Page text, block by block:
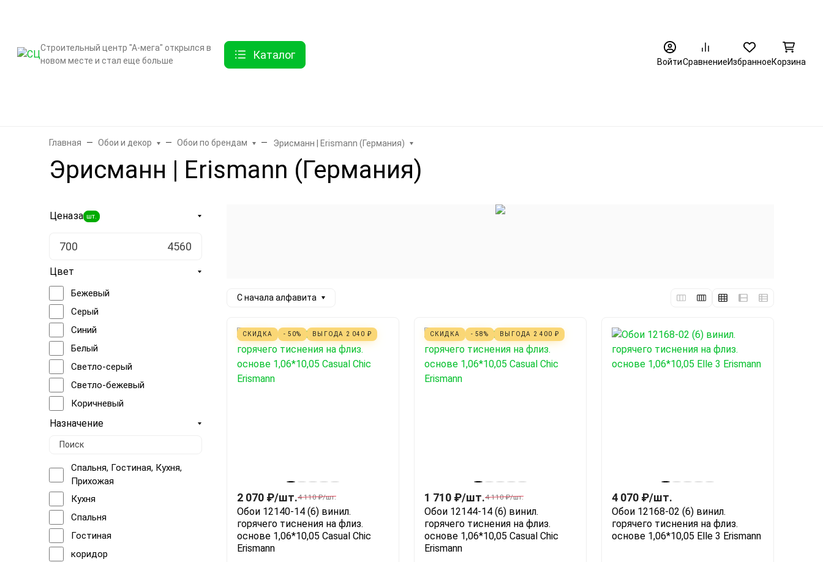
Строительный центр "А-мега" открылся в
новом месте и стал еще больше
Каталог
ВойтиСравнениеИзбранноеКорзина
Главная Обои и декор Обои по брендам Эрисманн | Erismann (Германия)
Эрисманн | Erismann (Германия)
Ценаза шт.
Цвет
Бежевый
Серый
Синий
Белый
Светло-серый
Светло-бежевый
Коричневый
Голубой
Бежевый, Серый
Бежевый, белый
Коричневый, Серый
Розовый
Мятный
Назначение
Спальня, Гостиная, Кухня,
Прихожая
Кухня
Спальня
Гостиная
коридор
С начала алфавита
СКИДКА - 50% ВЫГОДА 2 040 ₽
2 070 ₽/шт.4 110 ₽/шт.
Обои 12140-14 (6) винил.
горячего тиснения на флиз.
основе 1,06*10,05 Casual Chic
Erismann
СКИДКА - 58% ВЫГОДА 2 400 ₽
1 710 ₽/шт.4 110 ₽/шт.
Обои 12144-14 (6) винил.
горячего тиснения на флиз.
основе 1,06*10,05 Casual Chic
Erismann
4 070 ₽/шт.
Обои 12168-02 (6) винил.
горячего тиснения на флиз.
основе 1,06*10,05 Elle 3 Erismann